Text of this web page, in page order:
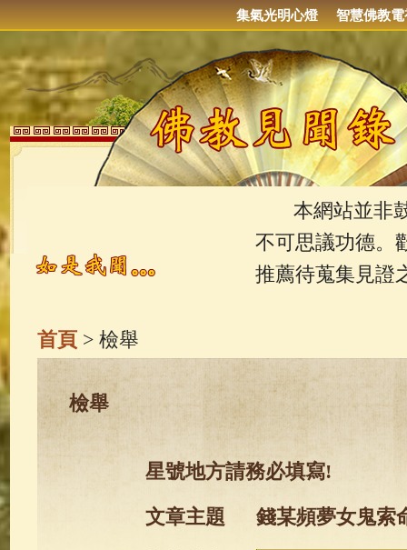
集氣光明心燈 智慧佛教電
本網站並非鼓
不可思議功德。
推薦待蒐集見證
首頁> 檢舉
檢舉
星號地方請務必填寫!
文章主題
錢某頻夢女鬼索